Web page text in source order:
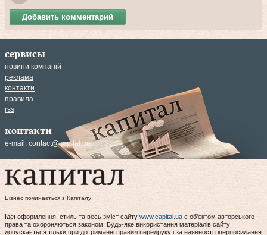
Добавить комментарий
сервисы
новини компаній
реклама
контакти
правила
rss
контакти
e-mail: contact@capital.ua
Бізнес починається з Капіталу
Ідеї оформлення, стиль та весь зміст сайту www.capital.ua є об'єктом авторського
права та охороняються законом. Будь-яке використання матеріалів сайту
допускається тільки при дотриманні правил передруку і за наявності гіперпосилання